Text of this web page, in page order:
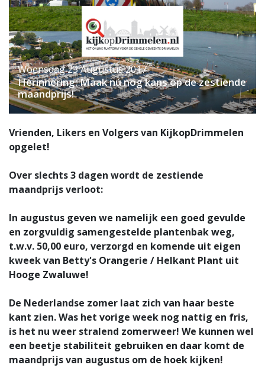
Woensdag 23 Augustus 2017
Herinnering: Maak nú nog kans op de zestiende
maandprijs!
Vrienden, Likers en Volgers van KijkopDrimmelen
opgelet!
Over slechts 3 dagen wordt de zestiende
maandprijs verloot:
In augustus geven we namelijk een goed gevulde
en zorgvuldig samengestelde plantenbak weg,
t.w.v. 50,00 euro, verzorgd en komende uit eigen
kweek van Betty's Orangerie / Helkant Plant uit
Hooge Zwaluwe!
De Nederlandse zomer laat zich van haar beste
kant zien. Was het vorige week nog nattig en fris,
is het nu weer stralend zomerweer! We kunnen wel
een beetje stabiliteit gebruiken en daar komt de
maandprijs van augustus om de hoek kijken!